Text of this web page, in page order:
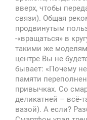
вверх, чтобы
связи). Общая
продвинутым
-«вращаться» в
такими же
центре Вы не
бывает: «Почему не
памяти
привычках. Со
деликатней – всё-
вазой). А если?